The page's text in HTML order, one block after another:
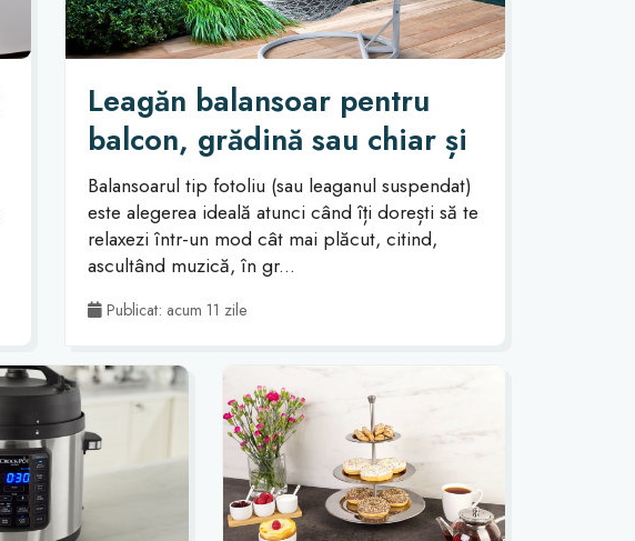
Leagăn balansoar pentru
balcon, grădină sau chiar și
pentru interior
Balansoarul tip fotoliu (sau leaganul suspendat)
este alegerea ideală atunci când îți dorești să te
relaxezi într-un mod cât mai plăcut, citind,
ascultând muzică, în gr...
Publicat: acum 11 zile